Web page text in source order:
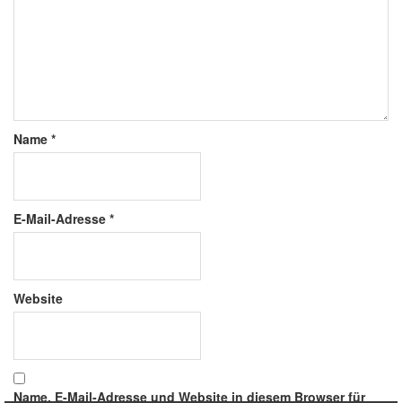
Name *
E-Mail-Adresse *
Website
Name, E-Mail-Adresse und Website in diesem Browser für